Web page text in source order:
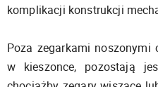
komplikacji konstrukcji
Poza zegarkami
w kieszonce, pozostają